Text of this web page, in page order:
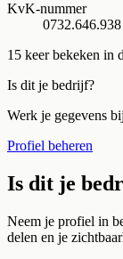
KvK-nummer
0732.646.938
15 keer bekeken in
Is dit je bedrijf?
Werk je gegevens
Profiel beheren
Is dit je
Neem je profiel in
delen en je